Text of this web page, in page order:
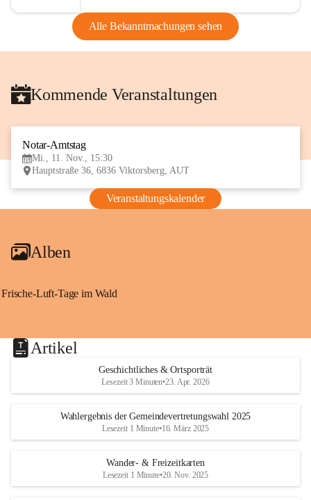
Alle Bekanntmachungen sehen
Kommende Veranstaltungen
Notar-Amtstag
Mi., 11. Nov., 15:30
Hauptstraße 36, 6836 Viktorsberg, AUT
Veranstaltungskalender
Alben
Frische-Luft-Tage im Wald
Artikel
Geschichtliches & Ortsporträt
Lesezeit 3 Minuten•23. Apr. 2026
Wahlergebnis der Gemeindevertretungswahl 2025
Lesezeit 1 Minute•16. März 2025
Wander- & Freizeitkarten
Lesezeit 1 Minute•20. Nov. 2025